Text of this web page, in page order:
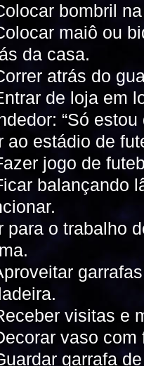
bombril
maiô ou
da casa.
atrás do
de loja em
“Só
ao estádio de
jogo de
balançando
para o trabalho
visitas e
vaso com
garrafa